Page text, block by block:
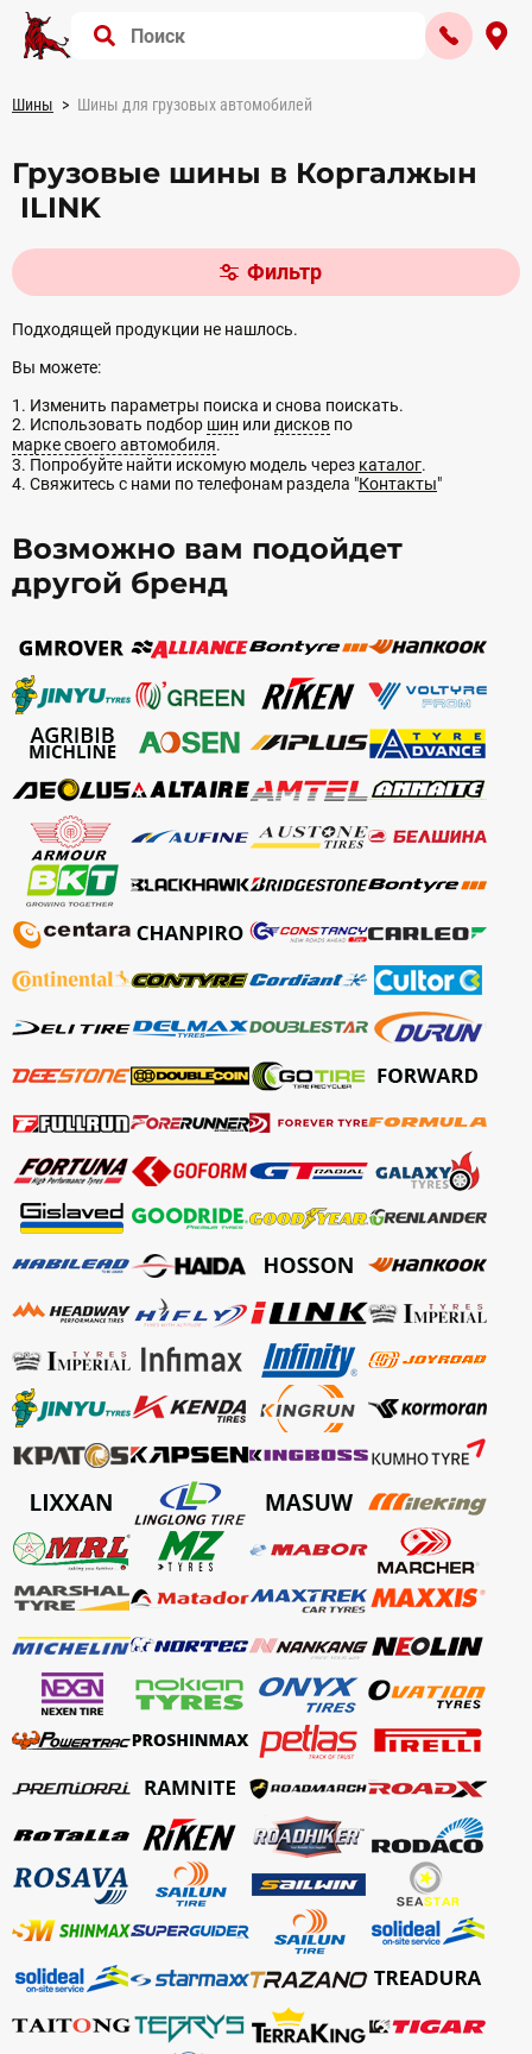
Шины Шины для грузовых автомобилей
Грузовые шины в Коргалжын
ILINK
Фильтр
Подходящей продукции не нашлось.
Вы можете:
1. Изменить параметры поиска и снова поискать.
2. Использовать подбор шин или дисков по
марке своего автомобиля.
3. Попробуйте найти искомую модель через каталог.
4. Свяжитесь с нами по телефонам раздела "Контакты"
Возможно вам подойдет
другой бренд